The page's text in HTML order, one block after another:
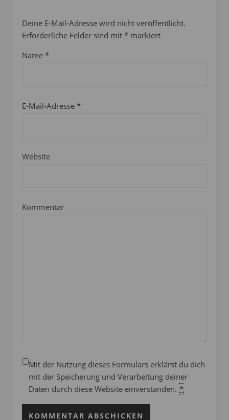
Deine E-Mail-Adresse wird nicht veröffentlicht.
Erforderliche Felder sind mit * markiert
Name *
E-Mail-Adresse *
Website
Kommentar
Mit der Nutzung dieses Formulars erklärst du dich
mit der Speicherung und Verarbeitung deiner
Daten durch diese Website einverstanden. *